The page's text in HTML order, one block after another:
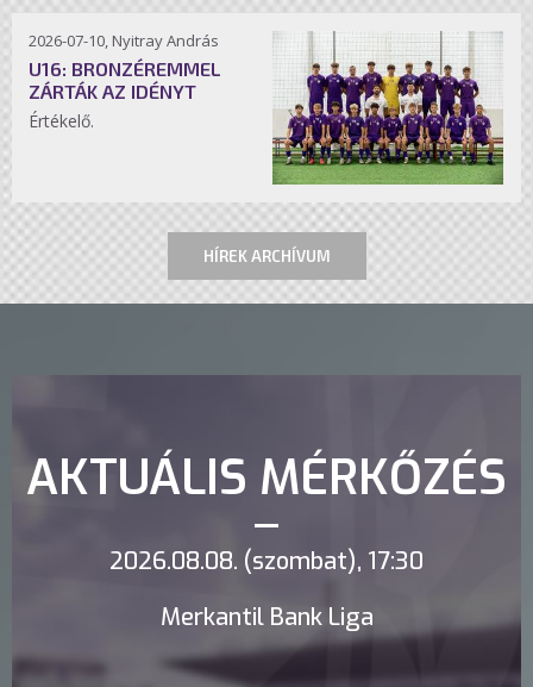
2026-07-10, Nyitray András
U16: BRONZÉREMMEL
ZÁRTÁK AZ IDÉNYT
Értékelő.
HÍREK ARCHÍVUM
AKTUÁLIS MÉRKŐZÉS
2026.08.08. (szombat), 17:30
Merkantil Bank Liga